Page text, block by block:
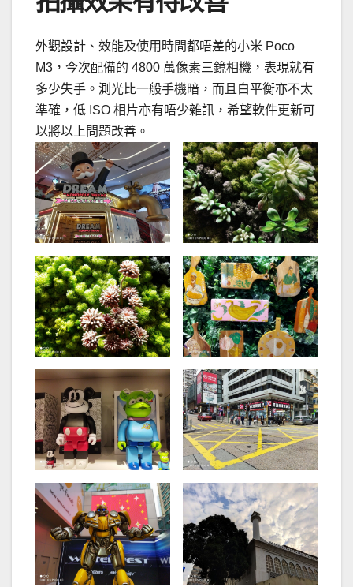
外觀設計、效能及使用時間都唔差的小米 Poco
M3，今次配備的 4800 萬像素三鏡相機，表現就有
多少失手。測光比一般手機暗，而且白平衡亦不太
準確，低 ISO 相片亦有唔少雜訊，希望軟件更新可
以將以上問題改善。